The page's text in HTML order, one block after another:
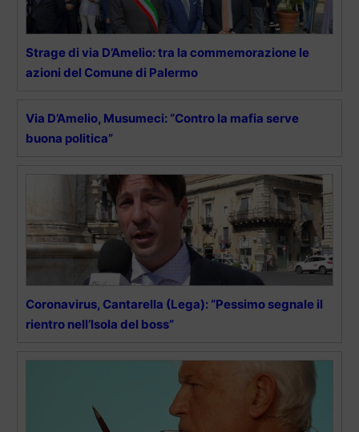
Strage di via D’Amelio: tra la commemorazione le
azioni del Comune di Palermo
Via D’Amelio, Musumeci: “Contro la mafia serve
buona politica”
Coronavirus, Cantarella (Lega): “Pessimo segnale il
rientro nell’Isola del boss”